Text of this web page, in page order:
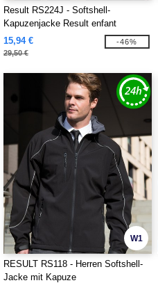
Result RS224J - Softshell-
Kapuzenjacke Result enfant
15,94 €
29,50 €
-46%
W1
RESULT RS118 - Herren Softshell-
Jacke mit Kapuze